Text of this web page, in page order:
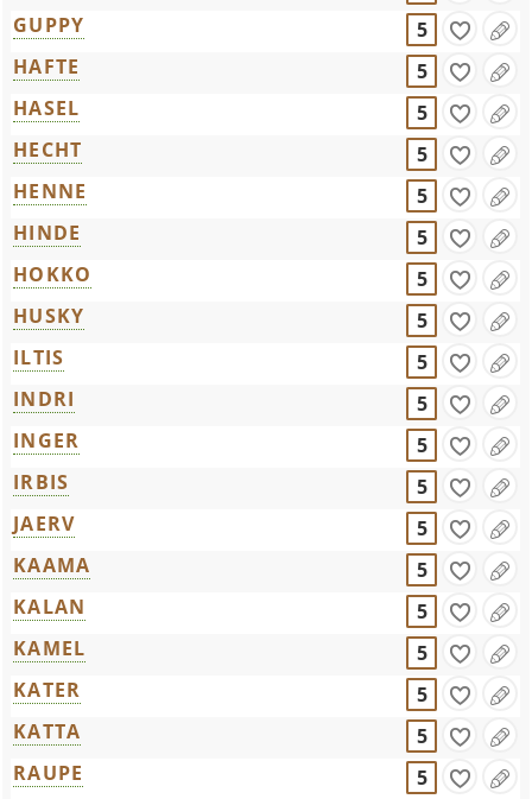
GUPPY
5
HAFTE
5
HASEL
5
HECHT
5
HENNE
5
HINDE
5
HOKKO
5
HUSKY
5
ILTIS
5
INDRI
5
INGER
5
IRBIS
5
JAERV
5
KAAMA
5
KALAN
5
KAMEL
5
KATER
5
KATTA
5
RAUPE
5